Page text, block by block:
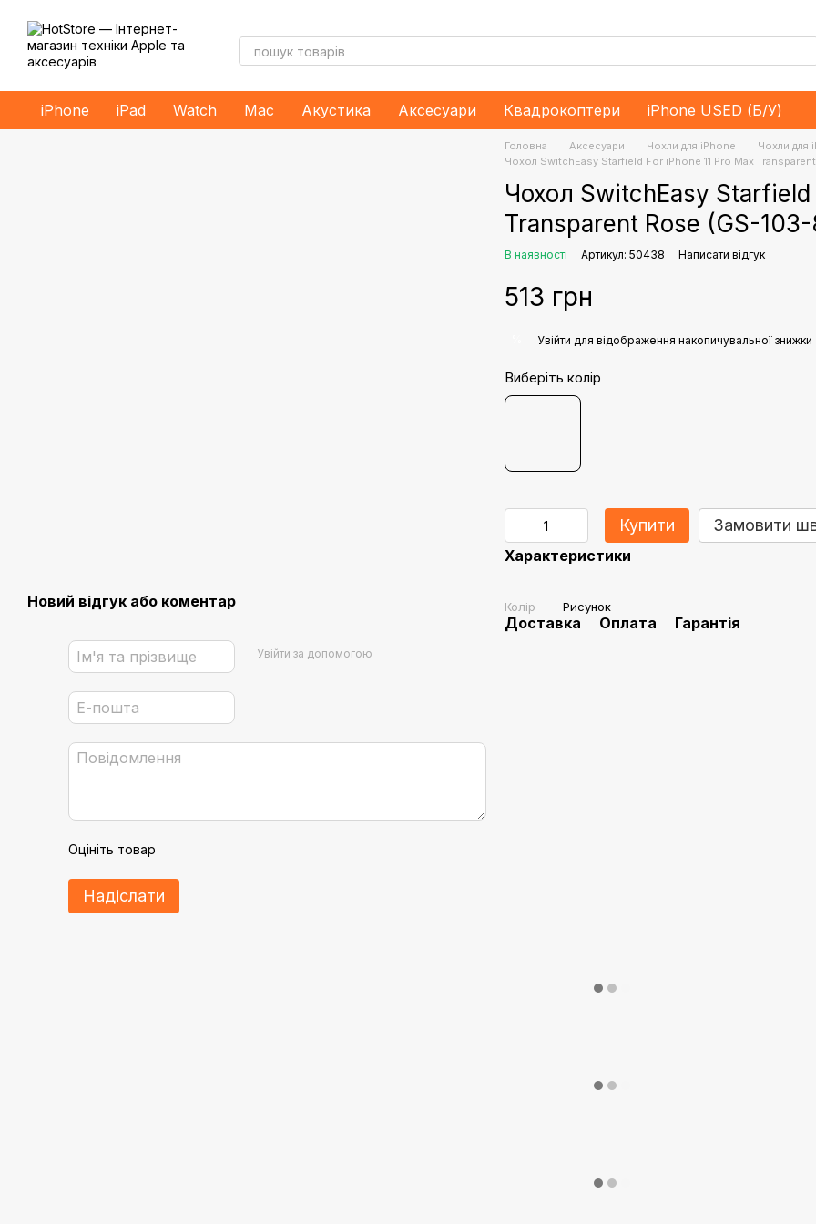
iPhone iPad Watch Mac Акустика Аксесуари Квадрокоптери iPhone USED (Б/У)
Новий відгук або коментар
Увійти за допомогою
Оцініть товар
Надіслати
Головна Аксесуари Чохли для iPhone
Чохли для
Чохол SwitchEasy Starfield For iPhone 11 Pro Max
Чохол SwitchEasy Starfield
Transparent Rose (GS-
В наявності Артикул: 50438 Написати відгук
513 грн
Увійти для відображення накопичувальної знижки
Виберіть колір
Купити Замовити
Характеристики
Колір Рисунок
Доставка Оплата Гарантія